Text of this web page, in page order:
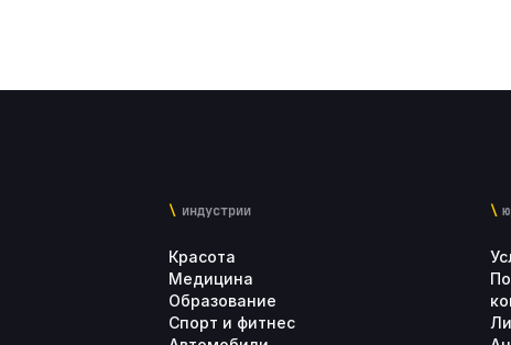
индустрии
Красота
Медицина
Образование
Спорт и фитнес